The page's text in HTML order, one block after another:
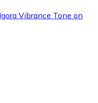
Vibrance Tone on